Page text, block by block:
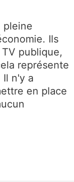
pleine
Ils
publique,
représente
Il n'y a
en place